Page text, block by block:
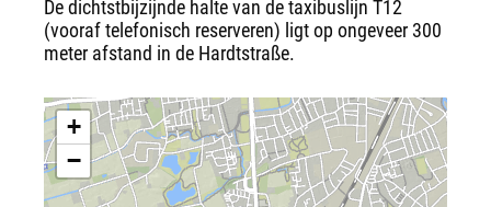
De dichtstbijzijnde halte van de taxibuslijn T12
(vooraf telefonisch reserveren) ligt op ongeveer 300
meter afstand in de Hardtstraße.
+
−